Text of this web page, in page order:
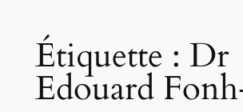
Étiquette : Dr
Edouard